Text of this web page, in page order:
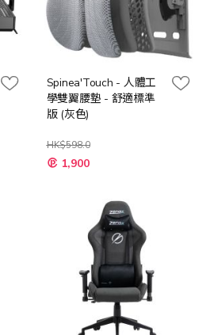
Spinea'Touch - 人體工
學雙翼腰墊 - 舒適標準
版 (灰色)
HK$598.0
特
殊 1,900